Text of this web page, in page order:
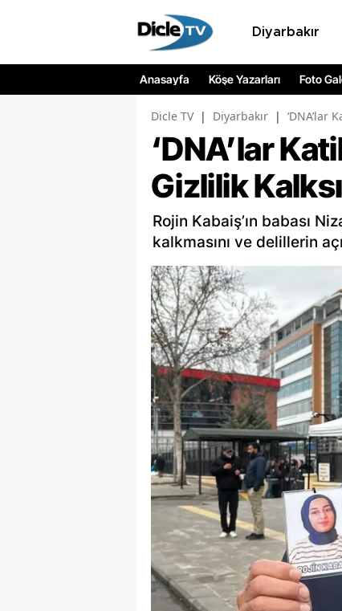
Diyarbakır
Anasayfa Köşe Yazarları Foto
Dicle TV | Diyarbakır | ‘DNA’lar
‘DNA’lar
Gizlilik
Rojin Kabaiş’ın babası
kalkmasını ve delillerin